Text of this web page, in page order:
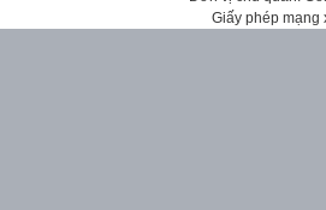
Giấy phép mạng